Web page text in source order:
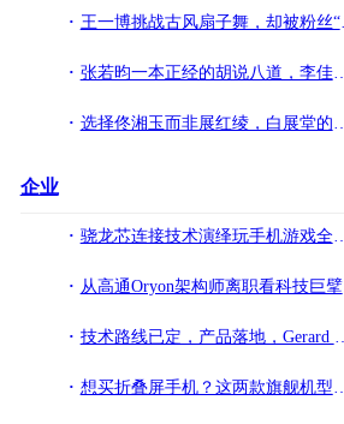
王一博挑战古风扇子舞，却被粉丝“警告”，看见他脚上穿的什么？
张若昀一本正经的胡说八道，李佳琦竟然信了哈哈
选择佟湘玉而非展红绫，白展堂的选择反映了众多男人的内心
企业
骁龙芯连接技术演绎玩手机游戏全新体验
从高通Oryon架构师离职看科技巨擘的体系化韧性
技术路线已定，产品落地，Gerard Williams离职影响有限
想买折叠屏手机？这两款旗舰机型可能是2026年的标准答案